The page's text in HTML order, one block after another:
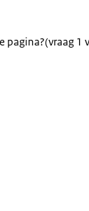
pagina?(vraag 1